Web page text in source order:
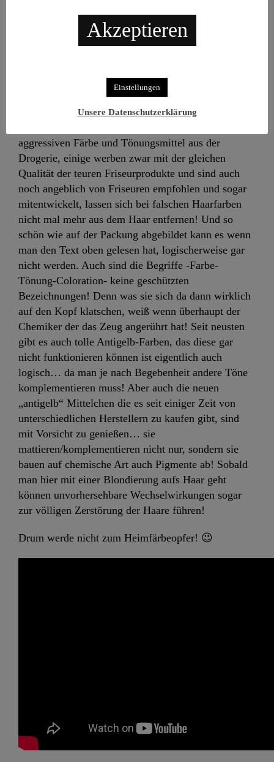
Härchen lieber nicht selbst zu ruinieren! Denn was
viele Friseure leider alles verzapfen, ist rein gar
Selbstversuchen die schrillsten Farben und den
Haarzustand, kurz vorm Friedhof gebracht haben!
Ein Waldspaziergang (grüne Haare) ist da noch das
aggressiven Färbe und Tönungsmittel aus der
Drogerie, einige werben zwar mit der gleichen
Qualität der teuren Friseurprodukte und sind auch
noch angeblich von Friseuren empfohlen und sogar
mitentwickelt, lassen sich bei falschen Haarfarben
nicht mal mehr aus dem Haar entfernen! Und so
schön wie auf der Packung abgebildet kann es wenn
man den Text oben gelesen hat, logischerweise gar
nicht werden. Auch sind die Begriffe -Farbe-
Tönung-Coloration- keine geschützten
Bezeichnungen! Denn was sie sich da dann wirklich
auf den Kopf klatschen, weiß wenn überhaupt der
Chemiker der das Zeug angerührt hat! Seit neusten
gibt es auch tolle Antigelb-Farben, das diese gar
nicht funktionieren können ist eigentlich auch
logisch… da man je nach Begebenheit andere Töne
komplementieren muss! Aber auch die neuen
„antigelb“ Mittelchen die es seit einiger Zeit von
unterschiedlichen Herstellern zu kaufen gibt, sind
mit Vorsicht zu genießen… sie
mattieren/komplementieren nicht nur, sondern sie
bauen auf chemische Art auch Pigmente ab! Sobald
man hier mit einer Blondierung aufs Haar geht
können unvorhersehbare Wechselwirkungen sogar
zur völligen Zerstörung der Haare führen!
Drum werde nicht zum Heimfärbeopfer! 😉
Akzeptieren
Einstellungen
Unsere Datenschutzerklärung